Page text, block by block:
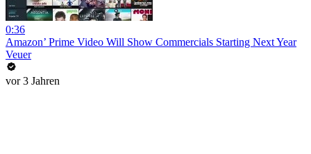
0:36
Amazon’ Prime Video Will Show Commercials Starting Next Year
Veuer
vor 3 Jahren